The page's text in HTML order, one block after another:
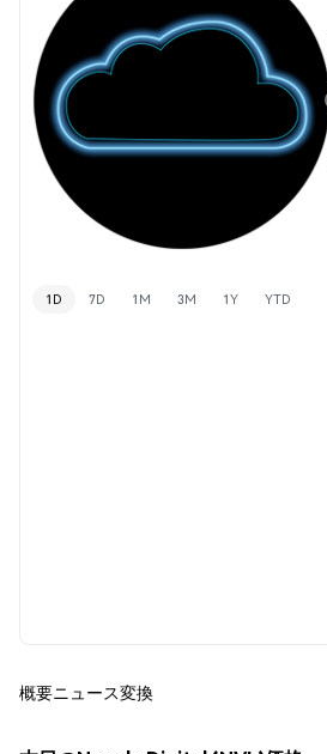
1D 7D 1M 3M 1Y YTD
概要ニュース変換